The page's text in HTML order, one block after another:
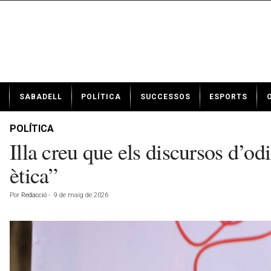
t
SABADELL POLÍTICA SUCCESSOS ESPORTS
POLÍTICA
Illa creu que els discursos
ètica”
Por Redacció - 9 de maig de 2026